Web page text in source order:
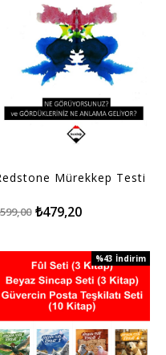
Mürekkep Testi
₺479,20
%43 İndirim
%43İndirim